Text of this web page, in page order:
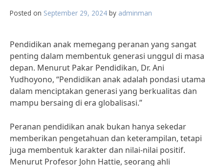
Posted on September 29, 2024 by adminman
Pendidikan anak memegang peranan yang sangat
penting dalam membentuk generasi unggul di masa
depan. Menurut Pakar Pendidikan, Dr. Ani
Yudhoyono, “Pendidikan anak adalah pondasi utama
dalam menciptakan generasi yang berkualitas dan
mampu bersaing di era globalisasi.”
Peranan pendidikan anak bukan hanya sekedar
memberikan pengetahuan dan keterampilan, tetapi
juga membentuk karakter dan nilai-nilai positif.
Menurut Profesor John Hattie, seorang ahli